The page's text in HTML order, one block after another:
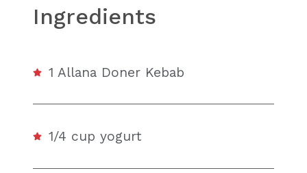
Ingredients
1 Allana Doner Kebab
1/4 cup yogurt